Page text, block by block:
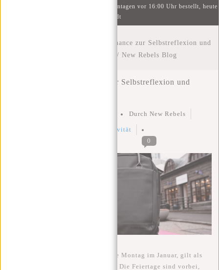
Kostenlose Lieferung ab 49 € | An Wochentagen vor 16:00 Uhr bestellt, heute
versandt
Blue Monday: Eine Chance zur Selbstreflexion und
/ New Rebels Blog
Blue Monday: Eine Chance zur Selbstreflexion und
Durch New Rebels
positivität
0
Blue Monday, der berüchtigte dritte Montag im Januar, gilt als
der deprimierendste Tag des Jahres. Die Feiertage sind vorbei,